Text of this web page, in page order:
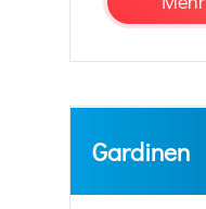
Gardinen